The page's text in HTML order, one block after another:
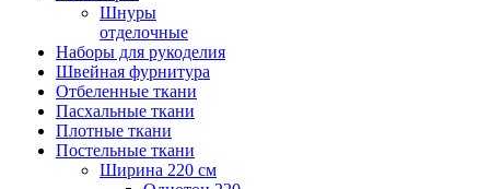
Шнуры
отделочные
Наборы для рукоделия
Швейная фурнитура
Отбеленные ткани
Пасхальные ткани
Плотные ткани
Постельные ткани
Ширина 220 см